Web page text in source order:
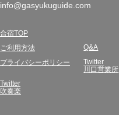
info@gasyukuguide.com
合宿TOP
ご利用方法 Q&A
プライバシーポリシー
Twitter
川口営業所
Twitter
吹奏楽